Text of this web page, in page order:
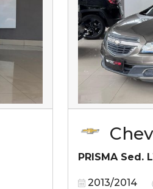
PRISMA Sed.
2013/2014